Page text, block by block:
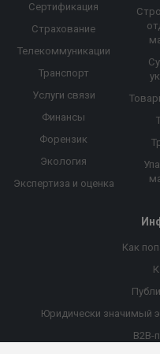
Сертификация
Страхование
Телекоммуникации
Транспорт
Услуги связи
Финансы
Форензик
Экология
Экспертиза и оценка
Как
Юридически значимый
B2B-